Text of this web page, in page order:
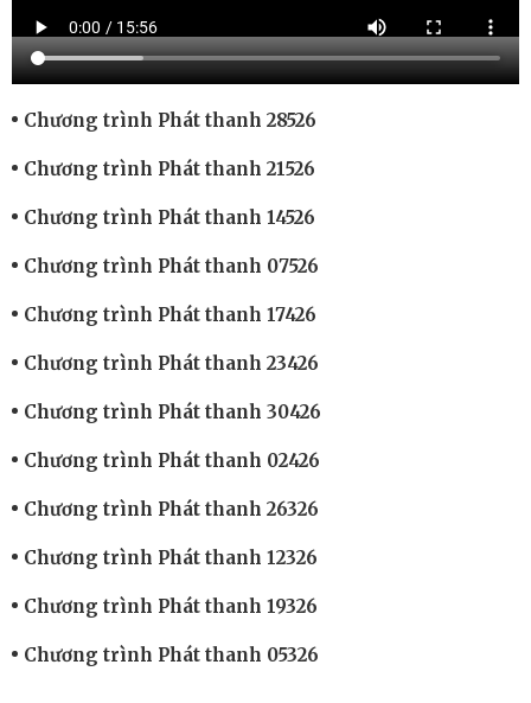
Chương trình Phát thanh 28526
Chương trình Phát thanh 21526
Chương trình Phát thanh 14526
Chương trình Phát thanh 07526
Chương trình Phát thanh 17426
Chương trình Phát thanh 23426
Chương trình Phát thanh 30426
Chương trình Phát thanh 02426
Chương trình Phát thanh 26326
Chương trình Phát thanh 12326
Chương trình Phát thanh 19326
Chương trình Phát thanh 05326